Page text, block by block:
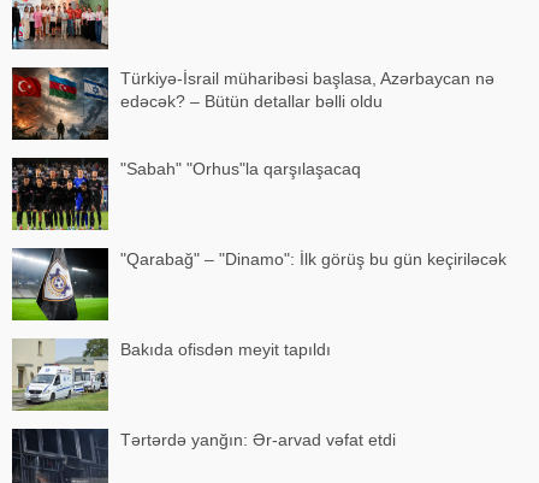
Türkiyə-İsrail müharibəsi başlasa, Azərbaycan nə
edəcək? – Bütün detallar bəlli oldu
"Sabah" "Orhus"la qarşılaşacaq
"Qarabağ" – "Dinamo": İlk görüş bu gün keçiriləcək
Bakıda ofisdən meyit tapıldı
Tərtərdə yanğın: Ər-arvad vəfat etdi